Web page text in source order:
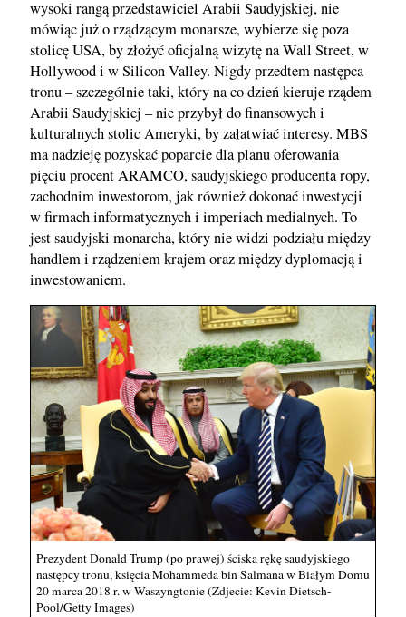
wysoki rangą przedstawiciel Arabii Saudyjskiej, nie
mówiąc już o rządzącym monarsze, wybierze się poza
stolicę USA, by złożyć oficjalną wizytę na Wall Street, w
Hollywood i w Silicon Valley. Nigdy przedtem następca
tronu – szczególnie taki, który na co dzień kieruje rządem
Arabii Saudyjskiej – nie przybył do finansowych i
kulturalnych stolic Ameryki, by załatwiać interesy. MBS
ma nadzieję pozyskać poparcie dla planu oferowania
pięciu procent ARAMCO, saudyjskiego producenta ropy,
zachodnim inwestorom, jak również dokonać inwestycji
w firmach informatycznych i imperiach medialnych. To
jest saudyjski monarcha, który nie widzi podziału między
handlem i rządzeniem krajem oraz między dyplomacją i
inwestowaniem.
Prezydent Donald Trump (po prawej) ściska rękę saudyjskiego
następcy tronu, księcia Mohammeda bin Salmana w Białym Domu
20 marca 2018 r. w Waszyngtonie (Zdjecie: Kevin Dietsch-
Pool/Getty Images)